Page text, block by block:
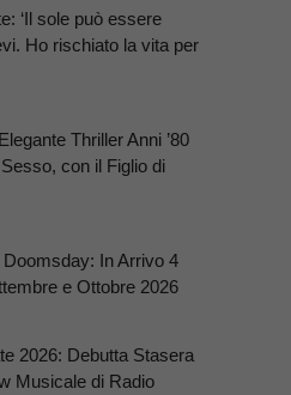
‘Il sole può essere
Ho rischiato la vita per
Thriller Anni ’80
con il Figlio di
In Arrivo 4
e Ottobre 2026
2026: Debutta Stasera
Musicale di Radio